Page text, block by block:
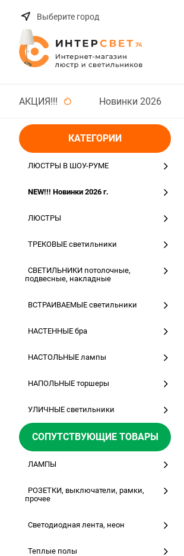
Выберите город
АКЦИЯ!!! Новинки 2026
КАТЕГОРИИ
ЛЮСТРЫ В ШОУ-РУМЕ
NEW!!! Новинки 2026 г.
ЛЮСТРЫ
ТРЕКОВЫЕ светильники
СВЕТИЛЬНИКИ потолочные,
подвесные, накладные
ВСТРАИВАЕМЫЕ светильники
НАСТЕННЫЕ бра
НАСТОЛЬНЫЕ лампы
НАПОЛЬНЫЕ торшеры
УЛИЧНЫЕ светильники
СОПУТСТВУЮЩИЕ ТОВАРЫ
ЛАМПЫ
РОЗЕТКИ, выключатели, рамки,
прочее
Светодиодная лента, неон
Теплые полы